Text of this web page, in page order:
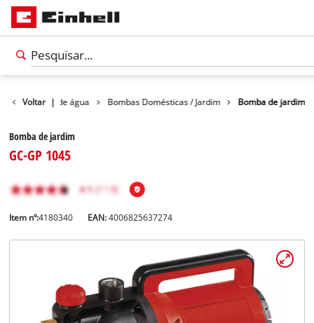
Português
English
Voltar |
Bombas de água Bombas Domésticas / Jardim Bomba de jardim
Bomba de jardim
GC-GP 1045
Item nº:4180340 EAN:4006825637274